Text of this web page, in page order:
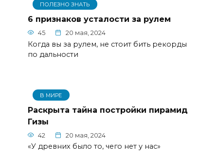
ПОЛЕЗНО ЗНАТЬ
6 признаков усталости за рулем
45 20 мая, 2024
Когда вы за рулем, не стоит бить рекорды
по дальности
В МИРЕ
Раскрыта тайна постройки пирамид
Гизы
42 20 мая, 2024
«У древних было то, чего нет у нас»